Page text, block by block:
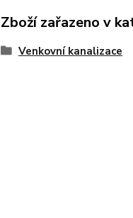
Zboží zařazeno v
Venkovní kanalizace